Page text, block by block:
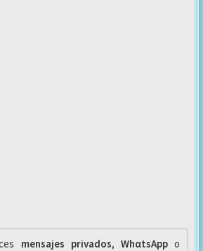
mensajes privados, WhαtsAppo